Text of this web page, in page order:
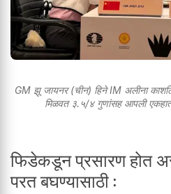
GM झू जायनर (चीन) हिने IM अलीना
मिळवत ३.५/४ गुणांसह आपली
फिडेकडून प्रसारण होत
परत बघण्यासाठी :